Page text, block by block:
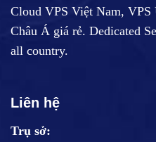
Cloud VPS Việt Nam, VPS
Châu Á giá rẻ. Dedicated
all country.
Liên hệ
Trụ sở: